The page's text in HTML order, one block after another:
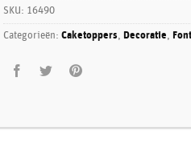
SKU: 16490
Categorieën: Caketoppers, Decoratie,